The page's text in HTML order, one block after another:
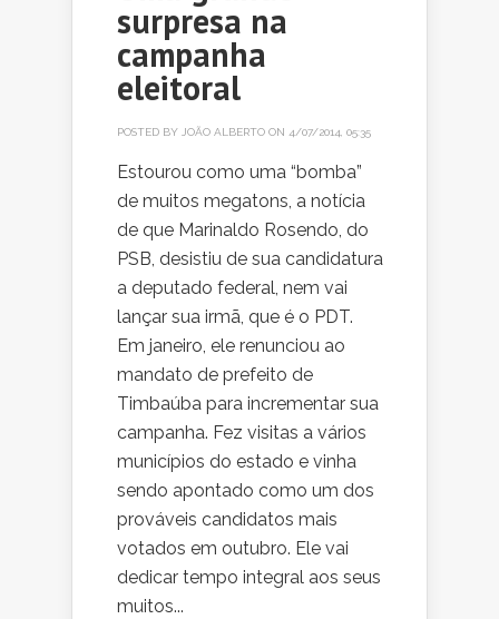
surpresa na
campanha
eleitoral
POSTED BY JOÃO ALBERTO ON 4/07/2014, 05:35
Estourou como uma “bomba”
de muitos megatons, a notícia
de que Marinaldo Rosendo, do
PSB, desistiu de sua candidatura
a deputado federal, nem vai
lançar sua irmã, que é o PDT.
Em janeiro, ele renunciou ao
mandato de prefeito de
Timbaúba para incrementar sua
campanha. Fez visitas a vários
municípios do estado e vinha
sendo apontado como um dos
prováveis candidatos mais
votados em outubro. Ele vai
dedicar tempo integral aos seus
muitos...